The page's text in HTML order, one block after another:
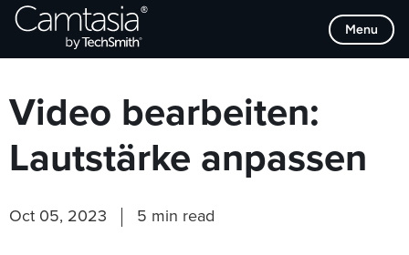
Direkt
zum
Menu
Browse Categories
Video bearbeiten:
Lautstärke anpassen
Oct 05, 2023 5 min read